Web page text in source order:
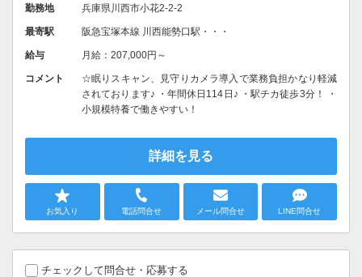
勤務地 兵庫県川西市小花2-2-2
最寄駅 阪急宝塚本線 川西能勢口駅・・・
給与 月給：207,000円～
コメント
☆眠りスキャン、見守りカメラ導入で業務負担かなり軽減
されております♪ ・年間休日114日♪ ・駅チカ徒歩3分！ ・
小規模特養で働きやすい！
詳細を見る
お気入り 電話問合せ メール問合せ LINE問合せ
チェックして問合せ・応募する